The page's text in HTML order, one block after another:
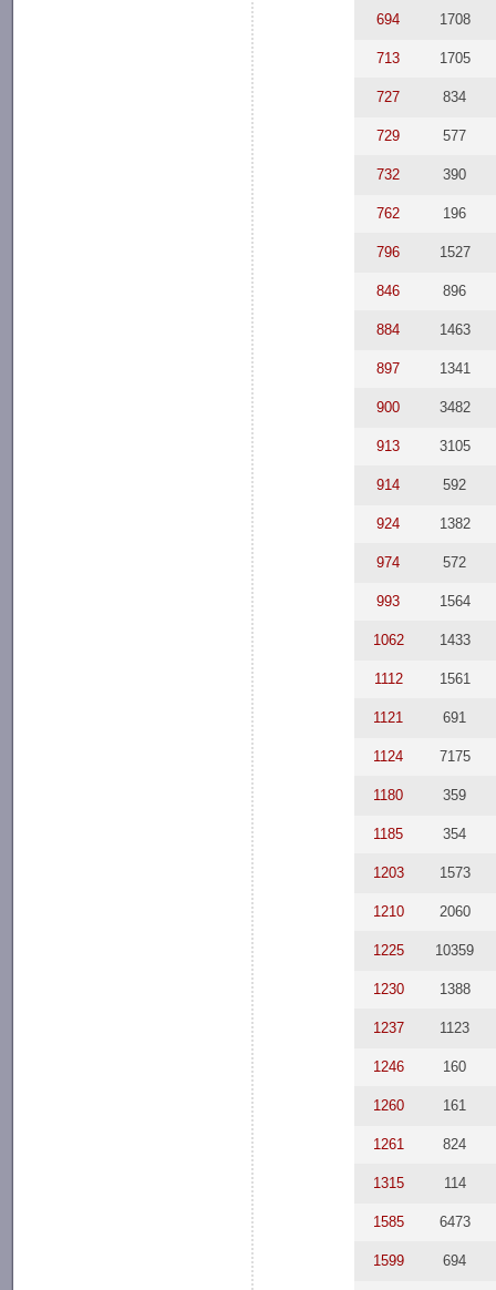
694 1708
713 1705
727 834
729 577
732 390
762 196
796 1527
846 896
884 1463
897 1341
900 3482
913 3105
914 592
924 1382
974 572
993 1564
1062 1433
1112 1561
1121 691
1124 7175
1180 359
1185 354
1203 1573
1210 2060
1225 10359
1230 1388
1237 1123
1246 160
1260 161
1261 824
1315 114
1585 6473
1599 694